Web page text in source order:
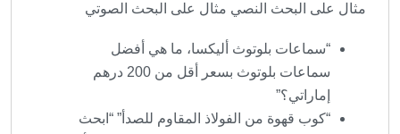
مثال على البحث النصي مثال على البحث الصوتي
“سماعات بلوتوث أليكسا، ما هي أفضل
سماعات بلوتوث بسعر أقل من 200 درهم
إماراتي؟”
“كوب قهوة من الفولاذ المقاوم للصدأ” “ابحث